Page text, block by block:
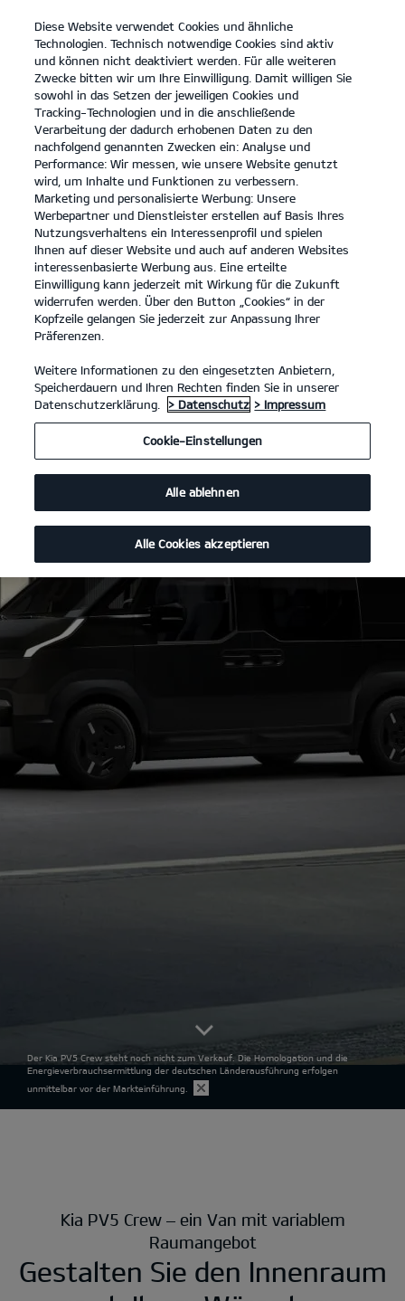
open
menu
KONTAKT
Kia PV5 Crew
... KIA PV5 CREW
Der Kia PV5 Crew
Der Kia PV5 Crew steht noch nicht zum Verkauf. Die Homologation und die
Energieverbrauchsermittlung der deutschen Länderausführung erfolgen
unmittelbar vor der Markteinführung.
Kia PV5 Crew – ein Van mit variablem
Raumangebot
Gestalten Sie den Innenraum
Diese Website verwendet Cookies und ähnliche
Technologien. Technisch notwendige Cookies sind aktiv
und können nicht deaktiviert werden. Für alle weiteren
Zwecke bitten wir um Ihre Einwilligung. Damit willigen Sie
sowohl in das Setzen der jeweiligen Cookies und
Tracking-Technologien und in die anschließende
Verarbeitung der dadurch erhobenen Daten zu den
nachfolgend genannten Zwecken ein: Analyse und
Performance: Wir messen, wie unsere Website genutzt
wird, um Inhalte und Funktionen zu verbessern.
Marketing und personalisierte Werbung: Unsere
Werbepartner und Dienstleister erstellen auf Basis Ihres
Nutzungsverhaltens ein Interessenprofil und spielen
Ihnen auf dieser Website und auch auf anderen Websites
interessenbasierte Werbung aus. Eine erteilte
Einwilligung kann jederzeit mit Wirkung für die Zukunft
widerrufen werden. Über den Button „Cookies“ in der
Kopfzeile gelangen Sie jederzeit zur Anpassung Ihrer
Präferenzen.
Weitere Informationen zu den eingesetzten Anbietern,
Speicherdauern und Ihren Rechten finden Sie in unserer
Datenschutzerklärung.
> Datenschutz > Impressum
Cookie-Einstellungen
Alle ablehnen
Alle Cookies akzeptieren